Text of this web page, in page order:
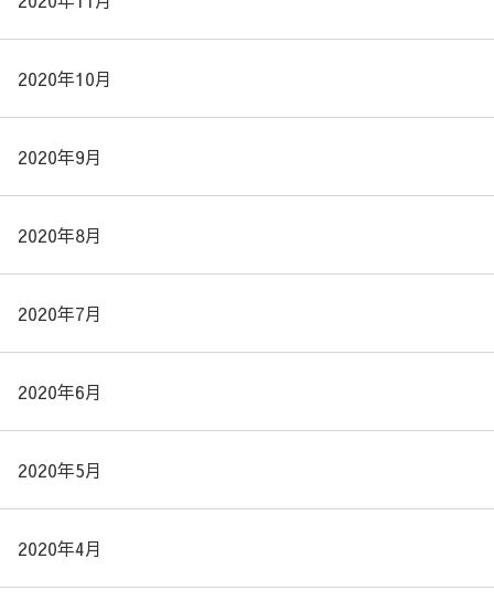
2020年10月
2020年9月
2020年8月
2020年7月
2020年6月
2020年5月
2020年4月